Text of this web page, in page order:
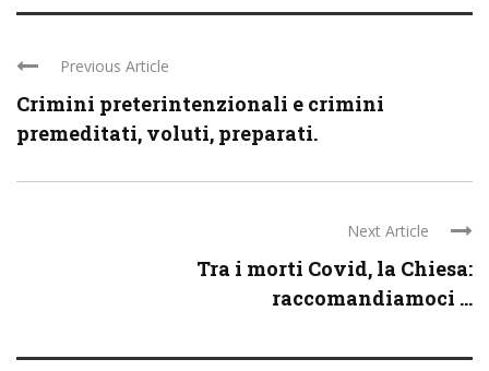
Previous Article
Crimini preterintenzionali e crimini
premeditati, voluti, preparati.
Next Article
Tra i morti Covid, la Chiesa:
raccomandiamoci ...